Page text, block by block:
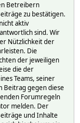
Betreibern
zu bestätigen.
aktiv
sind. Wir
Nützlichkeit der
Die
der jeweiligen
die der
Teams, seiner
Beitrag gegen diese
Forumregeln
melden. Der
und Inhalte